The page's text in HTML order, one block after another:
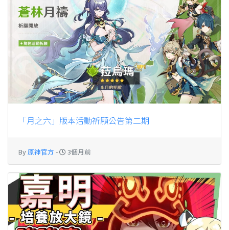
「月之六」版本活動祈願公告第二期
By 原神官方 - 3個月前